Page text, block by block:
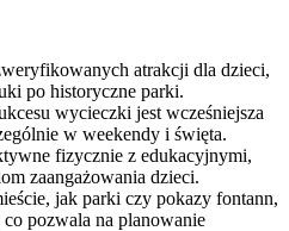
atrakcji dla dzieci,
po historyczne parki.
wycieczki jest wcześniejsza
w weekendy i święta.
fizycznie z edukacyjnymi,
zaangażowania dzieci.
jak parki czy pokazy fontann,
co pozwala na planowanie